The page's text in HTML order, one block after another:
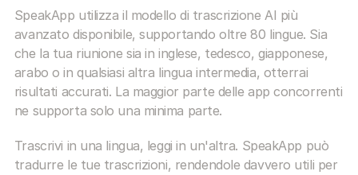
SpeakApp utilizza il modello di trascrizione AI più
avanzato disponibile, supportando oltre 80 lingue. Sia
che la tua riunione sia in inglese, tedesco, giapponese,
arabo o in qualsiasi altra lingua intermedia, otterrai
risultati accurati. La maggior parte delle app concorrenti
ne supporta solo una minima parte.
Trascrivi in una lingua, leggi in un'altra. SpeakApp può
tradurre le tue trascrizioni, rendendole davvero utili per